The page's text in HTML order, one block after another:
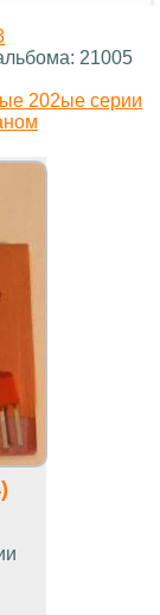
21005
202ые серии